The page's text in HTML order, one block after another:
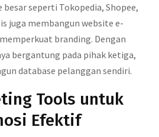
seperti Tokopedia, Shopee,
juga membangun website e-
branding. Dengan
bergantung pada pihak ketiga,
database pelanggan sendiri.
Tools untuk
Efektif